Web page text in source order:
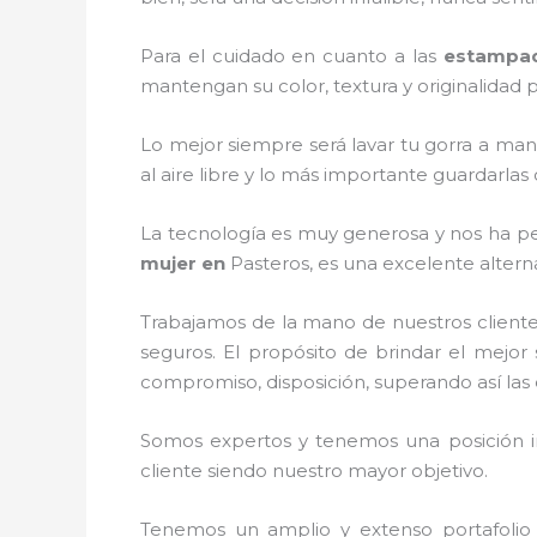
Para el cuidado en cuanto a las
mantengan su color, textura y originalidad
Lo mejor siempre será lavar tu gorra a
al aire libre y lo más importante
La tecnología es muy generosa y nos ha
mujer en Pasteros, es una excelente
Trabajamos de la mano de nuestros
seguros. El propósito de brindar el mejor
compromiso, disposición, superando así las
Somos expertos y tenemos una posición
cliente siendo nuestro mayor objetivo.
Tenemos un amplio y extenso